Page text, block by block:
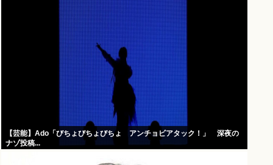
【芸能】Ado「びちょびちょびちょ アンチョビアタック！」 深夜の
ナゾ投稿...